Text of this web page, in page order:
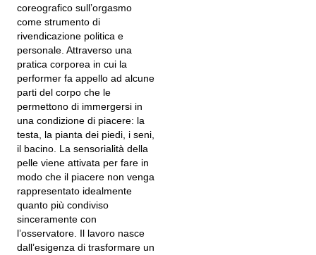
coreografico sull’orgasmo
come strumento di
rivendicazione politica e
personale. Attraverso una
pratica corporea in cui la
performer fa appello ad alcune
parti del corpo che le
permettono di immergersi in
una condizione di piacere: la
testa, la pianta dei piedi, i seni,
il bacino. La sensorialità della
pelle viene attivata per fare in
modo che il piacere non venga
rappresentato idealmente
quanto più condiviso
sinceramente con
l’osservatore. Il lavoro nasce
dall’esigenza di trasformare un